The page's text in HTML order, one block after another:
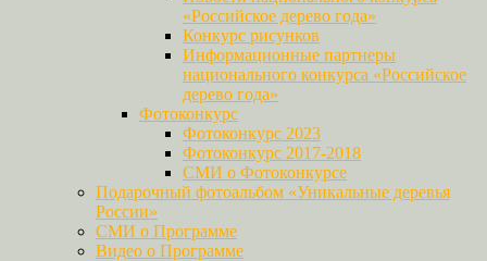
«Российское дерево года»
Конкурс рисунков
Информационные партнеры
национального конкурса «Российское
дерево года»
Фотоконкурс
Фотоконкурс 2023
Фотоконкурс 2017-2018
СМИ о Фотоконкурсе
Подарочный фотоальбом «Уникальные деревья
России»
СМИ о Программе
Видео о Программе